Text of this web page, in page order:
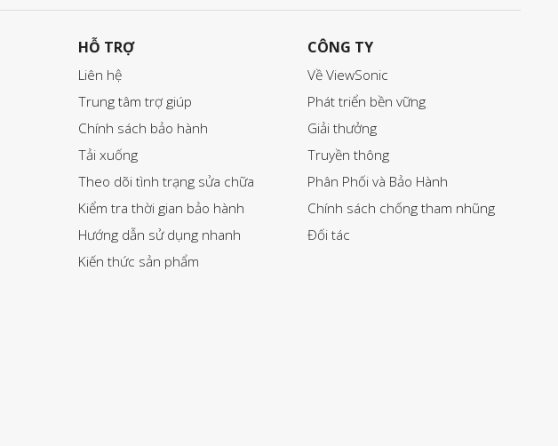
HỖ TRỢ
Liên hệ
Trung tâm trợ giúp
Chính sách bảo hành
Tải xuống
Theo dõi tình trạng sửa chữa
Kiểm tra thời gian bảo hành
Hướng dẫn sử dụng nhanh
Kiến thức sản phẩm
CÔNG TY
Về ViewSonic
Phát triển bền vững
Giải thưởng
Truyền thông
Phân Phối và Bảo Hành
Chính sách chống tham nhũng
Đối tác